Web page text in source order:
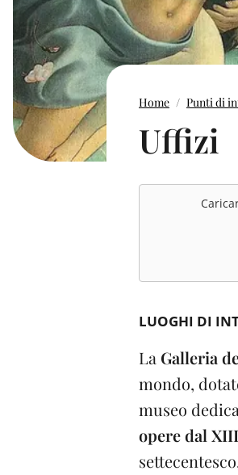
Home Punti di
Uffizi
LUOGHI DI
La Galleria
mondo,
museo
opere dal